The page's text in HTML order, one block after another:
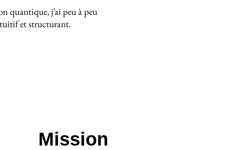
quantique, j’ai peu à peu
et structurant.
Mission